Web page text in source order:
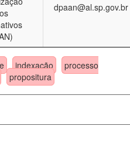
dpaan@al.sp.gov.br
indexação
processo
propositura